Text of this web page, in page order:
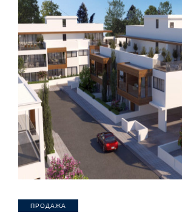
ПРОДАЖА